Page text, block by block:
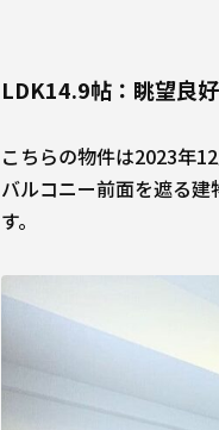
LDK14.9帖：眺望良
こちらの物件は2023年
バルコニー前面を遮る
す。